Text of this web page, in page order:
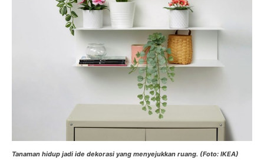
Tanaman hidup jadi ide dekorasi yang menyejukkan ruang. (Foto: IKEA)